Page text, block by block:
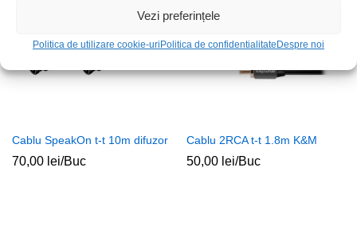
Vezi preferințele
Politica de utilizare cookie-uriPolitica de confidentialitateDespre noi
Cablu SpeakOn t-t 10m difuzor
70,00 lei/Buc
Cablu 2RCA t-t 1.8m K&M
50,00 lei/Buc